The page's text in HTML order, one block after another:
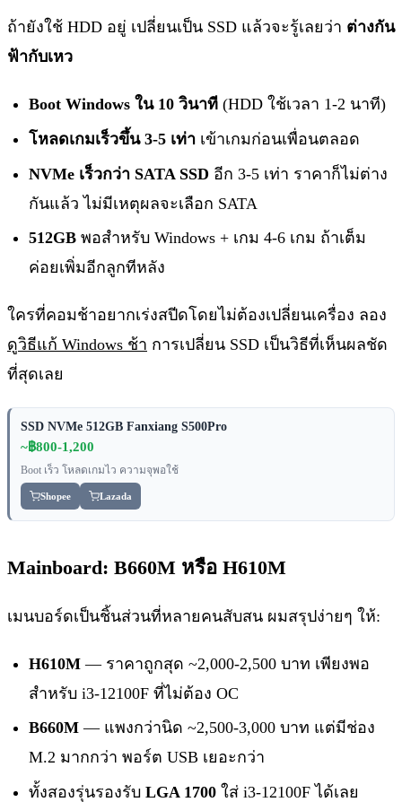
ถ้ายังใช้ HDD อยู่ เปลี่ยนเป็น SSD แล้วจะรู้เลยว่า ต่างกัน
ฟ้ากับเหว
Boot Windows ใน 10 วินาที (HDD ใช้เวลา 1-2 นาที)
โหลดเกมเร็วขึ้น 3-5 เท่า เข้าเกมก่อนเพื่อนตลอด
NVMe เร็วกว่า SATA SSD อีก 3-5 เท่า ราคาก็ไม่ต่าง
กันแล้ว ไม่มีเหตุผลจะเลือก SATA
512GB พอสำหรับ Windows + เกม 4-6 เกม ถ้าเต็ม
ค่อยเพิ่มอีกลูกทีหลัง
ใครที่คอมช้าอยากเร่งสปีดโดยไม่ต้องเปลี่ยนเครื่อง ลอง
ดูวิธีแก้ Windows ช้า การเปลี่ยน SSD เป็นวิธีที่เห็นผลชัด
ที่สุดเลย
SSD NVMe 512GB Fanxiang S500Pro
~฿800-1,200
Boot เร็ว โหลดเกมไว ความจุพอใช้
Shopee Lazada
Mainboard: B660M หรือ H610M
เมนบอร์ดเป็นชิ้นส่วนที่หลายคนสับสน ผมสรุปง่ายๆ ให้:
H610M — ราคาถูกสุด ~2,000-2,500 บาท เพียงพอ
สำหรับ i3-12100F ที่ไม่ต้อง OC
B660M — แพงกว่านิด ~2,500-3,000 บาท แต่มีช่อง
M.2 มากกว่า พอร์ต USB เยอะกว่า
ทั้งสองรุ่นรองรับ LGA 1700 ใส่ i3-12100F ได้เลย